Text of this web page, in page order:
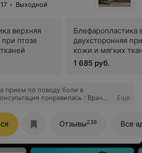
Выходной
верхняя
птозе
Блефаропластика
двухсторонняя
кожи и мягких
коррекцией
пакетов
1 685 руб.
прием по поводу боли в
понравилась : Врач
помогло.
Еще
Отзывы238 Все